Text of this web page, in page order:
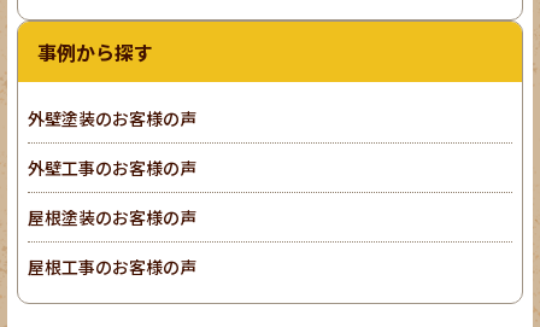
事例から探す
外壁塗装のお客様の声
外壁工事のお客様の声
屋根塗装のお客様の声
屋根工事のお客様の声